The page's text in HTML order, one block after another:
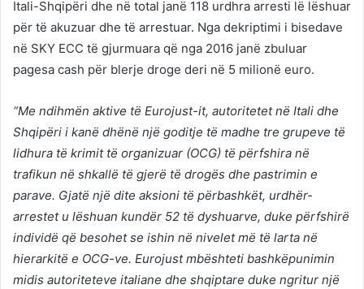
Itali-Shqipëri dhe në total janë 118 urdhra arresti lë lëshuar
për të akuzuar dhe të arrestuar. Nga dekriptimi i bisedave
në SKY ECC të gjurmuara që nga 2016 janë zbuluar
pagesa cash për blerje droge deri në 5 milionë euro.
“Me ndihmën aktive të Eurojust-it, autoritetet në Itali dhe
Shqipëri i kanë dhënë një goditje të madhe tre grupeve të
lidhura të krimit të organizuar (OCG) të përfshira në
trafikun në shkallë të gjerë të drogës dhe pastrimin e
parave. Gjatë një dite aksioni të përbashkët, urdhër-
arrestet u lëshuan kundër 52 të dyshuarve, duke përfshirë
individë që besohet se ishin në nivelet më të larta në
hierarkitë e OCG-ve. Eurojust mbështeti bashkëpunimin
midis autoriteteve italiane dhe shqiptare duke ngritur një